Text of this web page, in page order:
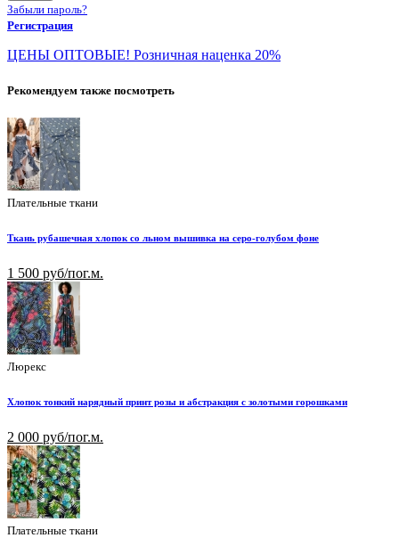
Забыли пароль?
Регистрация
ЦЕНЫ ОПТОВЫЕ! Розничная наценка 20%
Рекомендуем также посмотреть
Плательные ткани
Ткань рубашечная хлопок со льном вышивка на серо-голубом фоне
1 500 руб/пог.м.
Люрекс
Хлопок тонкий нарядный принт розы и абстракция с золотыми горошками
2 000 руб/пог.м.
Плательные ткани